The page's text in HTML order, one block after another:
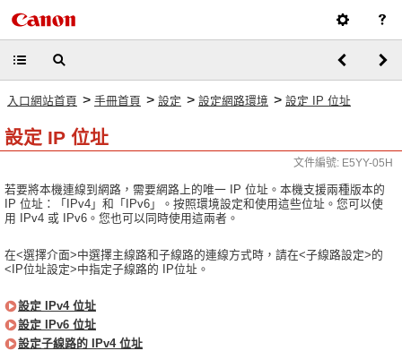
入口網站首頁 > 手冊首頁 > 設定 > 設定網路環境 > 設定 IP 位址
設定 IP 位址
文件編號: E5YY-05H
若要將本機連線到網路，需要網路上的唯一 IP 位址。本機支援兩種版本的
IP 位址：「IPv4」和「IPv6」。按照環境設定和使用這些位址。您可以使
用 IPv4 或 IPv6。您也可以同時使用這兩者。
在<選擇介面>中選擇主線路和子線路的連線方式時，請在<子線路設定>的
<IP位址設定>中指定子線路的 IP位址。
設定 IPv4 位址
設定 IPv6 位址
設定子線路的 IPv4 位址